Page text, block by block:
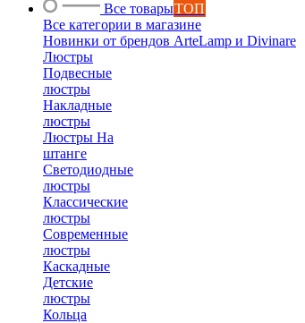
Все товарыТОП
Все категории в магазине
Новинки от брендов ArteLamp и Divinare
Люстры
Подвесные
люстры
Накладные
люстры
Люстры На
штанге
Светодиодные
люстры
Классические
люстры
Современные
люстры
Каскадные
Детские
люстры
Кольца